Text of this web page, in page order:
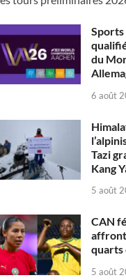
Sports
du
6 août
Tazi
Kang
5 août
CAN
quarts
5 août